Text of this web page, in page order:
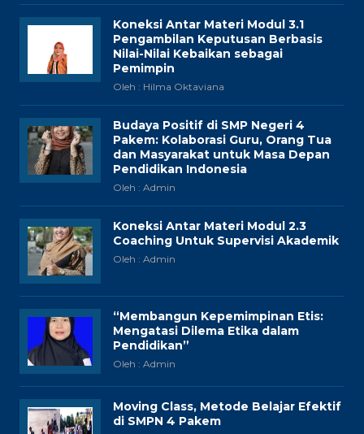
Koneksi Antar Materi Modul 3.1
Pengambilan Keputusan Berbasis
Nilai-Nilai Kebaikan sebagai
Pemimpin
Oleh : Hilma Oktaviana
Budaya Positif di SMP Negeri 4
Pakem: Kolaborasi Guru, Orang Tua
dan Masyarakat untuk Masa Depan
Pendidikan Indonesia
Oleh : Admin
Koneksi Antar Materi Modul 2.3
Coaching Untuk Supervisi Akademik
Oleh : Admin
“Membangun Kepemimpinan Etis:
Mengatasi Dilema Etika dalam
Pendidikan”
Oleh : Admin
Moving Class, Metode Belajar Efektif
di SMPN 4 Pakem